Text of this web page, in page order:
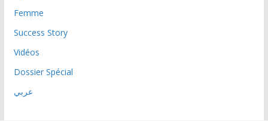
Femme
Success Story
Vidéos
Dossier Spécial
عربي